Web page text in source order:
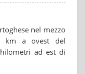
nel mezzo
km a ovest del
ad est di